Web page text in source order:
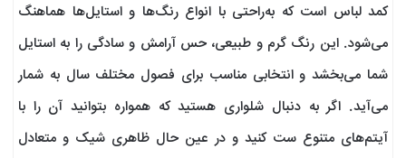
کمد لباس است که به‌راحتی با انواع رنگ‌ها و استایل‌ها هماهنگ
می‌شود. این رنگ گرم و طبیعی، حس آرامش و سادگی را به استایل
شما می‌بخشد و انتخابی مناسب برای فصول مختلف سال به شمار
می‌آید. اگر به دنبال شلواری هستید که همواره بتوانید آن را با
آیتم‌های متنوع ست کنید و در عین حال ظاهری شیک و متعادل